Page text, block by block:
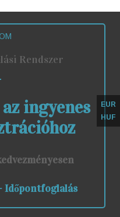
EUR
HUF
Rendszer
ingyenes
Időpontfoglalás